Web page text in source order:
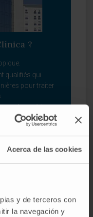
Acerca de las cookies
y de terceros con
la navegación y
?
qualifiés qui
pour traiter
expérience
Orthopédique et